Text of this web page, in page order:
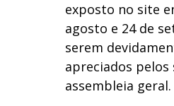
exposto no site
agosto e 24 de
serem
apreciados pelos
assembleia geral.